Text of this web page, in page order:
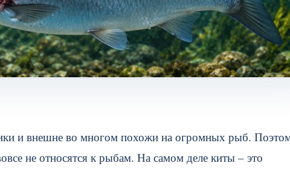
и внешне во многом похожи на огромных рыб.
не относятся к рыбам. На самом деле киты – это